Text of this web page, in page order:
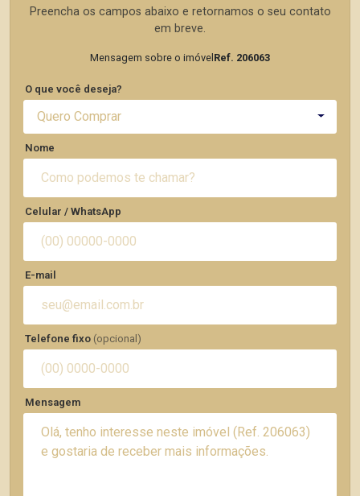
Preencha os campos abaixo e retornamos o seu contato
em breve.
Mensagem sobre o imóvelRef. 206063
O que você deseja?
Quero Comprar
Nome
Celular / WhatsApp
E-mail
Telefone fixo (opcional)
Mensagem